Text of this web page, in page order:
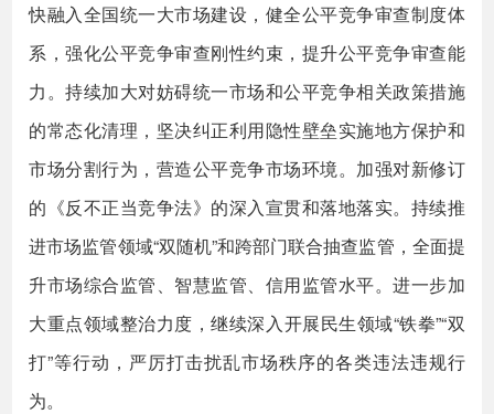
快融入全国统一大市场建设，健全公平竞争审查制度体
系，强化公平竞争审查刚性约束，提升公平竞争审查能
力。持续加大对妨碍统一市场和公平竞争相关政策措施
的常态化清理，坚决纠正利用隐性壁垒实施地方保护和
市场分割行为，营造公平竞争市场环境。加强对新修订
的《反不正当竞争法》的深入宣贯和落地落实。持续推
进市场监管领域“双随机”和跨部门联合抽查监管，全面提
升市场综合监管、智慧监管、信用监管水平。进一步加
大重点领域整治力度，继续深入开展民生领域“铁拳”“双
打”等行动，严厉打击扰乱市场秩序的各类违法违规行
为。